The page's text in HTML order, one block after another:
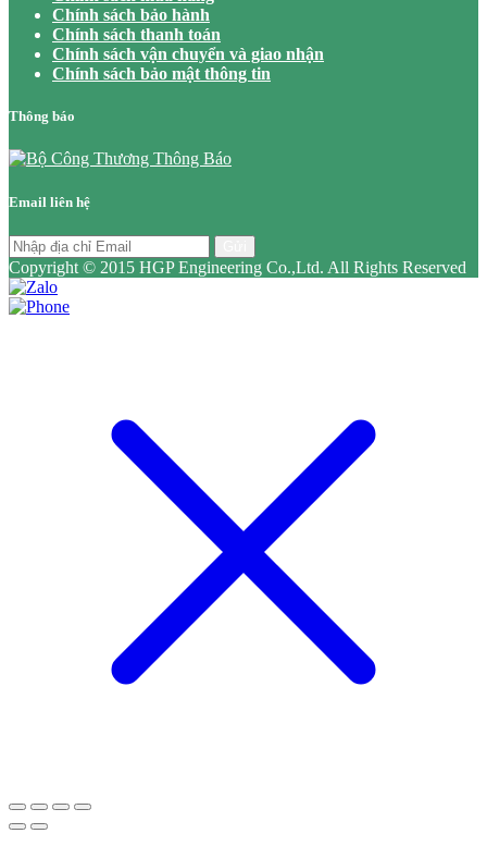
Chính sách bảo hành
Chính sách thanh toán
Chính sách vận chuyển và giao nhận
Chính sách bảo mật thông tin
Thông báo
Email liên hệ
Copyright © 2015 HGP Engineering Co.,Ltd. All Rights Reserved